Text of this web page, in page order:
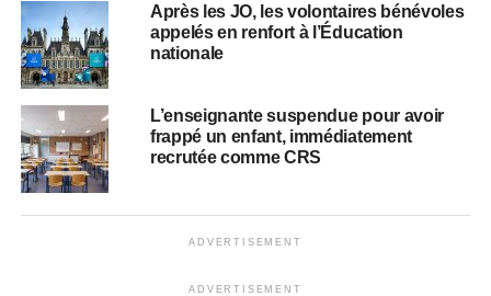
Après les JO, les volontaires bénévoles
appelés en renfort à l’Éducation
nationale
L’enseignante suspendue pour avoir
frappé un enfant, immédiatement
recrutée comme CRS
ADVERTISEMENT
ADVERTISEMENT